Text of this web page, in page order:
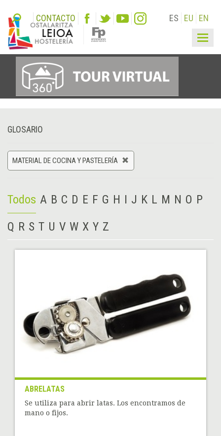
CONTACTO ES EU EN
GLOSARIO
MATERIAL DE COCINA Y PASTELERÍA
Todos A B C D E F G H I J K L M N O P
Q R S T U V W X Y Z
ABRELATAS
Se utiliza para abrir latas. Los encontramos de
mano o fijos.